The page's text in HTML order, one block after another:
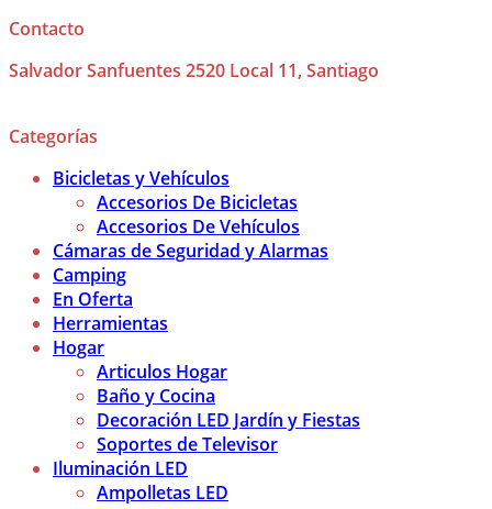
Contacto
Salvador Sanfuentes 2520 Local 11, Santiago
Categorías
Bicicletas y Vehículos
Accesorios De Bicicletas
Accesorios De Vehículos
Cámaras de Seguridad y Alarmas
Camping
En Oferta
Herramientas
Hogar
Articulos Hogar
Baño y Cocina
Decoración LED Jardín y Fiestas
Soportes de Televisor
Iluminación LED
Ampolletas LED